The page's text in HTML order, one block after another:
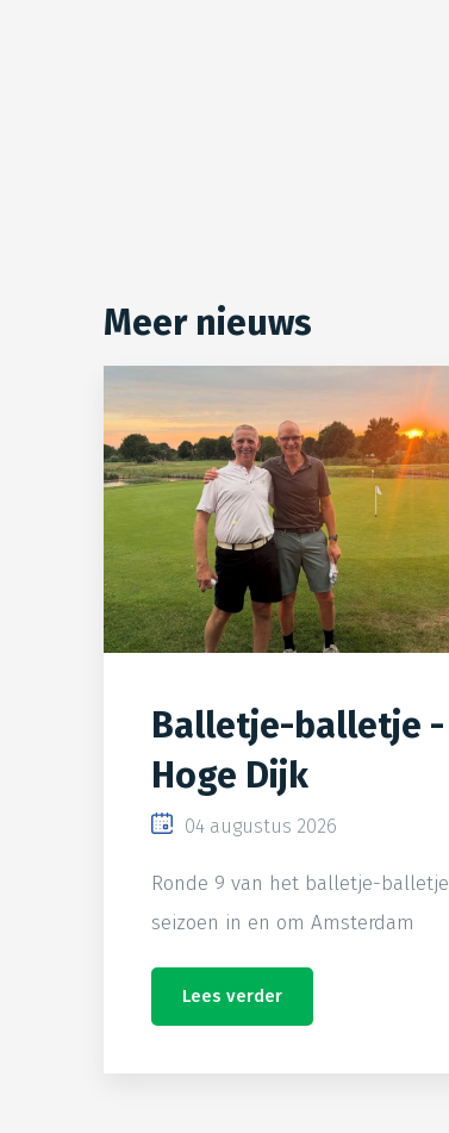
Meer nieuws
Balletje-balletje -
Hoge Dijk
04 augustus 2026
Ronde 9 van het balletje-balletje
seizoen in en om Amsterdam
Lees verder